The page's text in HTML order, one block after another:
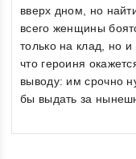
вверх дном, но
всего женщины
только на клад, но
что героиня
выводу: им срочно
бы выдать за